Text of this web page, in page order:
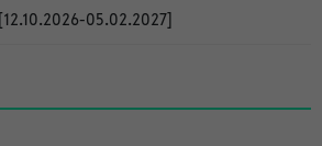
05.02.2027]